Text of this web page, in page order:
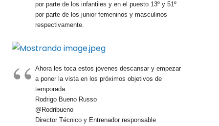
por parte de los infantiles y en el puesto 13º y 51º
por parte de los junior femeninos y masculinos
respectivamente.
Ahora les toca estos jóvenes descansar y empezar
a poner la vista en los próximos objetivos de
temporada.
Rodrigo Bueno Russo
@Rodribueno
Director Técnico y Entrenador responsable